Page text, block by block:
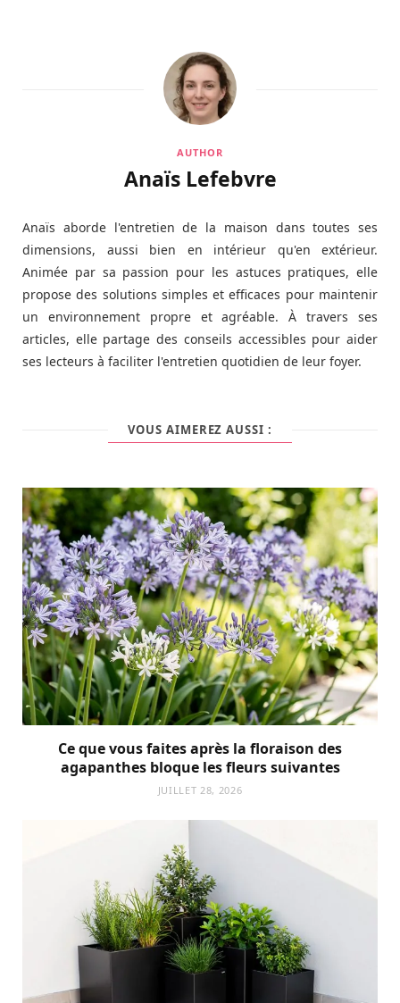
AUTHOR
Anaïs Lefebvre
Anaïs aborde l'entretien de la maison dans toutes ses
dimensions, aussi bien en intérieur qu'en extérieur.
Animée par sa passion pour les astuces pratiques, elle
propose des solutions simples et efficaces pour maintenir
un environnement propre et agréable. À travers ses
articles, elle partage des conseils accessibles pour aider
ses lecteurs à faciliter l'entretien quotidien de leur foyer.
VOUS AIMEREZ AUSSI :
Ce que vous faites après la floraison des
agapanthes bloque les fleurs suivantes
JUILLET 28, 2026